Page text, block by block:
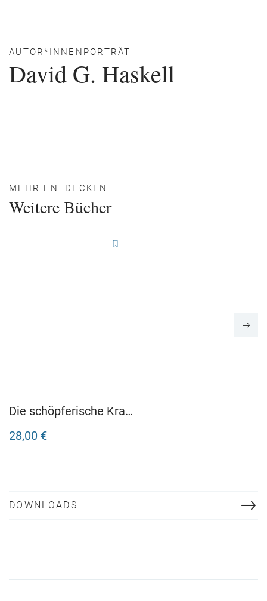
AUTOR*INNENPORTRÄT
David G. Haskell
MEHR ENTDECKEN
Weitere Bücher
Die schöpferische Kraft
28,00 €
DOWNLOADS